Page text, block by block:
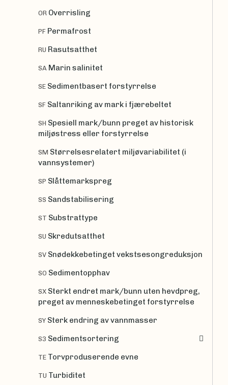
OR Overrisling
PF Permafrost
RU Rasutsatthet
SA Marin salinitet
SE Sedimentbasert forstyrrelse
SF Saltanriking av mark i fjærebeltet
SH Spesiell mark/bunn preget av historisk
miljøstress eller forstyrrelse
SM Størrelsesrelatert miljøvariabilitet (i
vannsystemer)
SP Slåttemarkspreg
SS Sandstabilisering
ST Substrattype
SU Skredutsatthet
SV Snødekkebetinget vekstsesongreduksjon
SO Sedimentopphav
SX Sterkt endret mark/bunn uten hevdpreg,
preget av menneskebetinget forstyrrelse
SY Sterk endring av vannmasser
S3 Sedimentsortering
TE Torvproduserende evne
TU Turbiditet